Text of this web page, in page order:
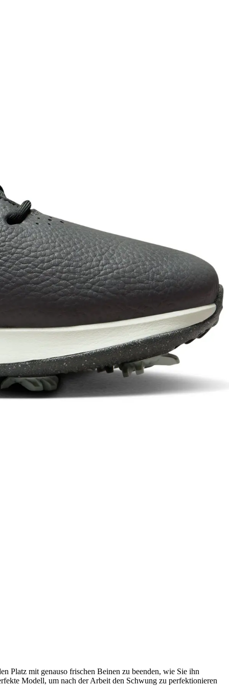
Platz mit genauso frischen Beinen zu beenden, wie Sie ihn
Modell, um nach der Arbeit den Schwung zu perfektionieren